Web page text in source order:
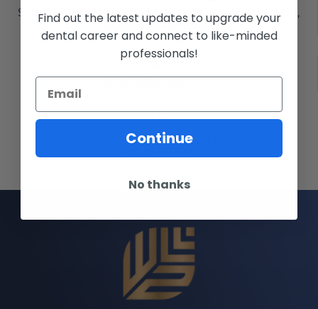
Strada Căpitan Alexandru Șerbănescu 85, Sector 1,
București, România
L - V: 09:30 AM - 06:00 PM
Find out the latest updates to upgrade your
dental career and connect to like-minded
professionals!
Continue
No thanks